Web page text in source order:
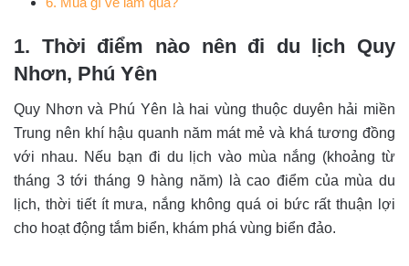
1. Thời điểm nào nên đi du lịch Quy
Nhơn, Phú Yên
Quy Nhơn và Phú Yên là hai vùng thuộc duyên hải miền
Trung nên khí hậu quanh năm mát mẻ và khá tương đồng
với nhau. Nếu bạn đi du lịch vào mùa nắng (khoảng từ
tháng 3 tới tháng 9 hàng năm) là cao điểm của mùa du
lịch, thời tiết ít mưa, nắng không quá oi bức rất thuận lợi
cho hoạt động tắm biển, khám phá vùng biển đảo.